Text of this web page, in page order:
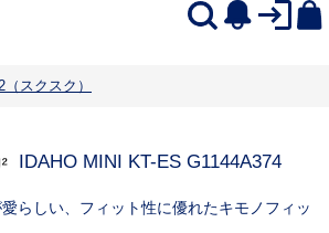
スクスク）
IDAHO MINI KT-ES G1144A374
らしい、フィット性に優れたキモノフィッ